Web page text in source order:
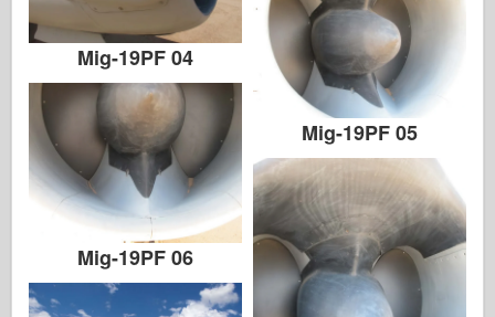
Mig-19PF 04
Mig-19PF 05
Mig-19PF 06